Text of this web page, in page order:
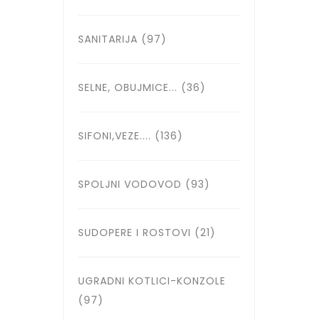
SANITARIJA (97)
SELNE, OBUJMICE... (36)
SIFONI,VEZE.... (136)
SPOLJNI VODOVOD (93)
SUDOPERE I ROSTOVI (21)
UGRADNI KOTLICI-KONZOLE
(97)